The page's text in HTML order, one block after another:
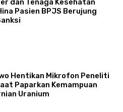
dan Tenaga Kesehatan
Pasien BPJS Berujung
Hentikan Mikrofon Peneliti
Paparkan Kemampuan
Uranium